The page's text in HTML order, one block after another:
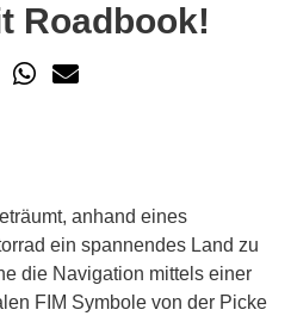
Roadbook!
anhand eines
ein spannendes Land zu
die Navigation mittels einer
FIM Symbole von der Picke